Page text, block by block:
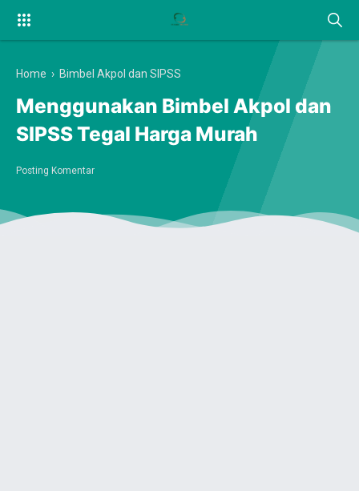
Home › Bimbel Akpol dan SIPSS
Menggunakan Bimbel Akpol dan
SIPSS Tegal Harga Murah
Posting Komentar